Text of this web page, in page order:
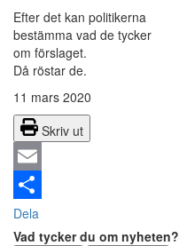
Efter det kan politikerna
bestämma vad de tycker
om förslaget.
Då röstar de.
11 mars 2020
Skriv ut
Email
Dela
Vad tycker du om nyheten?